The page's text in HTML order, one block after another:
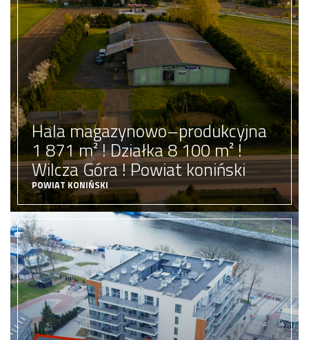
Hala magazynowo–produkcyjna
1 871 m² ! Działka 8 100 m² !
Wilcza Góra ! Powiat koniński
POWIAT KONIŃSKI
Hala produkcyjno magazynowa
Cena:
ZOBACZ OFERTĘ